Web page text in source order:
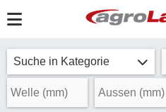
Suche in Kategorie